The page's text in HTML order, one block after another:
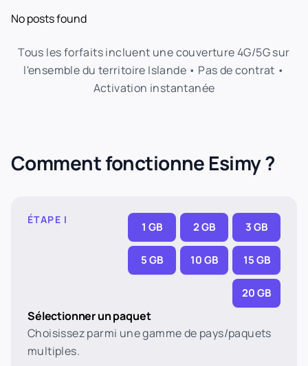
No posts found
Tous les forfaits incluent une couverture 4G/5G sur
l'ensemble du territoire Islande • Pas de contrat •
Activation instantanée
Comment fonctionne Esimy ?
ÉTAPE I
1 GB 2 GB 3 GB
5 GB 10 GB 15 GB
20 GB
Sélectionner un paquet
Choisissez parmi une gamme de pays/paquets
multiples.